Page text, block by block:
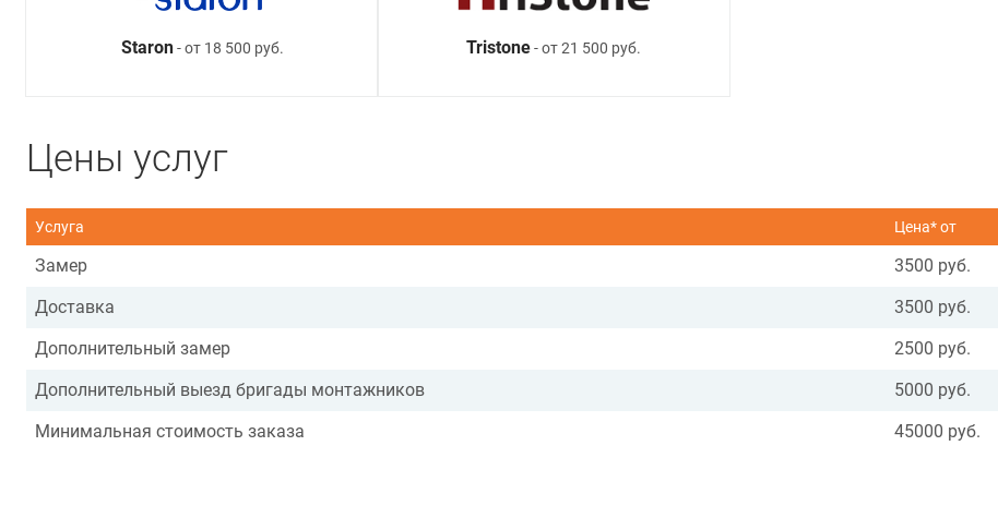
Staron- от 18 500 руб. Tristone- от 21 500 руб.
Цены услуг
Услуга Цена* от
Замер 3500 руб.
Доставка
3500 руб.
Дополнительный замер
2500 руб.
Дополнительный выезд бригады монтажников
5000 руб.
Минимальная стоимость заказа
45000 руб.